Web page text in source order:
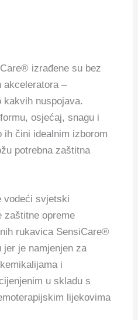
izrađene su bez
akceleratora –
nuspojava.
osjećaj, snagu i
čini idealnim izborom
potrebna zaštitna
vodeći svjetski
zaštitne opreme
rukavica SensiCare®
je namjenjen za
i
u skladu s
lijekovima